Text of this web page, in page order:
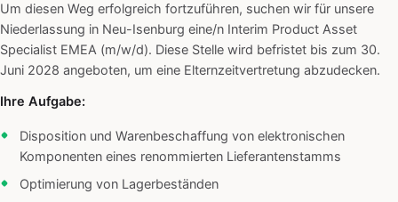
Um diesen Weg erfolgreich fortzuführen, suchen wir für unsere
Niederlassung in Neu-Isenburg eine/n Interim Product Asset
Specialist EMEA (m/w/d). Diese Stelle wird befristet bis zum 30.
Juni 2028 angeboten, um eine Elternzeitvertretung abzudecken.
Ihre Aufgabe:
Disposition und Warenbeschaffung von elektronischen
Komponenten eines renommierten Lieferantenstamms
Optimierung von Lagerbeständen